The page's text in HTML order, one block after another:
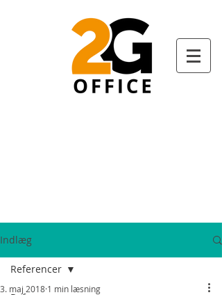
Indlæg
Referencer
3. maj 2018 1 min læsning